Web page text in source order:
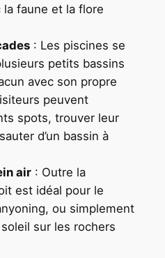
faune et la flore
: Les piscines se
petits bassins
avec son propre
peuvent
spots, trouver leur
d’un bassin à
air: Outre la
est idéal pour le
ou simplement
sur les rochers